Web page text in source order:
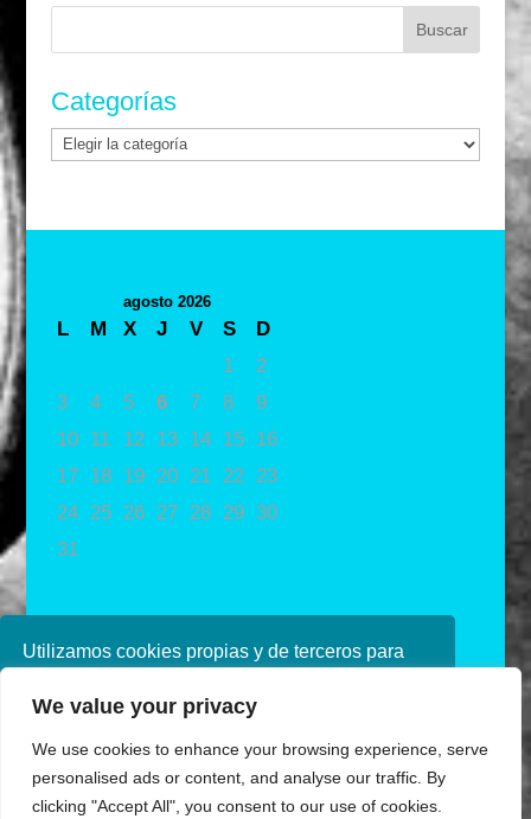
Utilizamos cookies propias y de terceros para
navegando, consideramos que acepta su uso.
política de cookies consulte nuestra
Política de
privacidad
We value your privacy
We use cookies to enhance your browsing experience, serve
personalised ads or content, and analyse our traffic. By
clicking "Accept All", you consent to our use of cookies.
Categorías
Categorías
agosto 2026
L M X J V S
D
1
2
3
4 5 6 7 8
9
10
11 12 13 14 15
16
17
18 19 20 21 22
23
24
25 26 27 28 29 30
31